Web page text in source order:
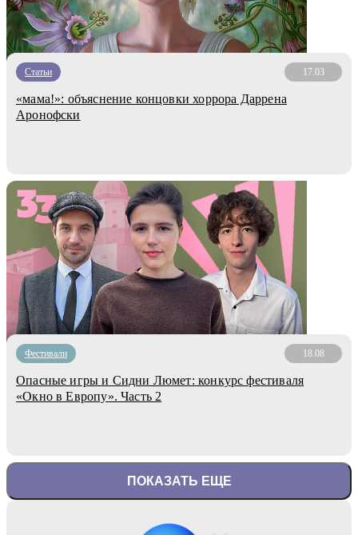
Статьи 17.03
«мама!»: объяснение концовки хоррора Даррена
Аронофски
Фестивали 18.08
Опасные игры и Сидни Люмет: конкурс фестиваля
«Окно в Европу». Часть 2
ПОКАЗАТЬ ЕЩЕ